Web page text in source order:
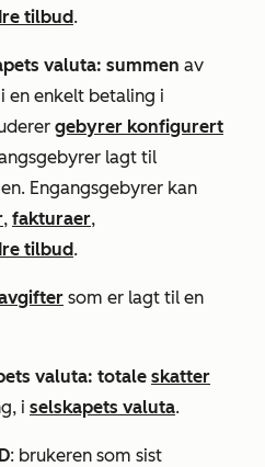
tilbud.
valuta: summen av
i en enkelt betaling i
gebyrer konfigurert
lagt til
Engangsgebyrer kan
, fakturaer,
tilbud.
som er lagt til en
valuta: totale skatter
i selskapets valuta.
: brukeren som sist